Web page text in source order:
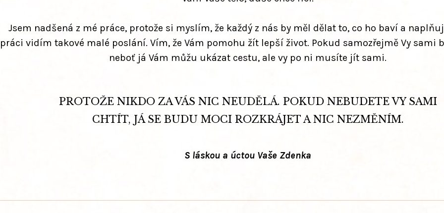
Jsem nadšená z mé práce, protože si myslím, že každý z nás by měl dělat to, co ho baví a
práci vidím takové malé poslání. Vím, že Vám pomohu žít lepší život. Pokud samozřejmě Vy sami
neboť já Vám můžu ukázat cestu, ale vy po ni musíte jít sami.
PROTOŽE NIKDO ZA VÁS NIC NEUDĚLÁ. POKUD NEBUDETE VY SAMI
CHTÍT, JÁ SE BUDU MOCI ROZKRÁJET A NIC NEZMĚNÍM.
S láskou a úctou Vaše Zdenka